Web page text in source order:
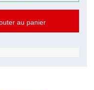
au panier